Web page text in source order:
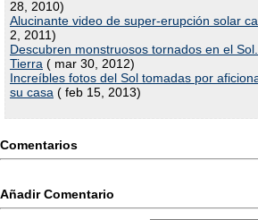
28, 2010)
Alucinante video de super-erupción solar
2, 2011)
Descubren monstruosos tornados en el
Tierra ( mar 30, 2012)
Increíbles fotos del Sol tomadas por
su casa ( feb 15, 2013)
Comentarios
Añadir Comentario